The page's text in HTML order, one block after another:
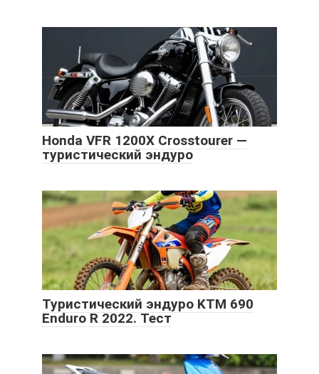
Honda VFR 1200X Crosstourer —
туристический эндуро
Туристический эндуро KTM 690
Enduro R 2022. Тест